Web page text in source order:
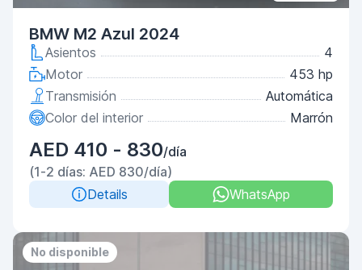
BMW M2 Azul 2024
Asientos
4
Motor
453 hp
Transmisión
Automática
Color del interior
Marrón
AED 410 - 830/día
(1-2 días: AED 830/día)
Details
WhatsApp
No disponible